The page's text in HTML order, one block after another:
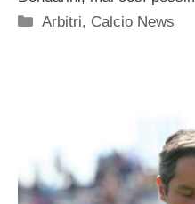
Categorie
Arbitri, Calcio News